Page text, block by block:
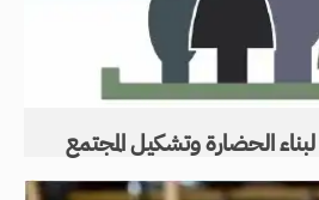
لبناء الحضارة وتشكيل المجتمع